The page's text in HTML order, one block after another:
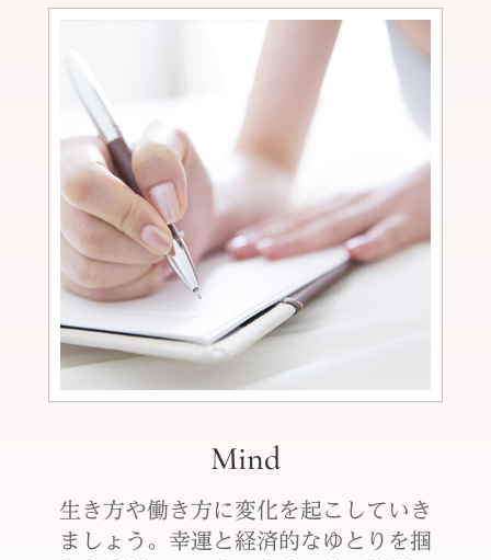
Mind
生き方や働き方に変化を起こしていき
ましょう。幸運と経済的なゆとりを掴